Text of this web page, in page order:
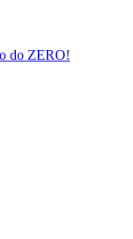
do ZERO!